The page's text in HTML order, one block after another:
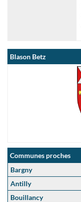
Blason Betz
Communes proches
Bargny
Antilly
Bouillancy